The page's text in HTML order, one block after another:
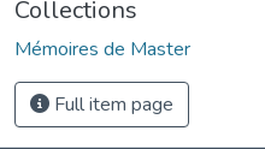
Collections
Mémoires de Master
Full item page